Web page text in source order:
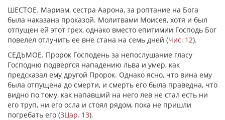
ШЕСТОЕ. Мариам, сестра Аарона, за роптание на Бога
была наказана проказой. Молитвами Моисея, хотя и был
отпущен ей этот грех, однако вместо епитимии Господь Бог
повелел отлучить ее вне стана на семь дней (Чис. 12).
СЕДЬМОЕ. Пророк Господень за непослушание гласу
Господню подвергся нападению льва и умер, как
предсказал ему другой Пророк. Однако ясно, что вина ему
была отпущена до смерти, и смерть его была праведна, что
видно по тому, как напавший на него лев не стал есть ни
его труп, ни его осла и стоял рядом, пока не пришли
погребать его (3Цар. 13).